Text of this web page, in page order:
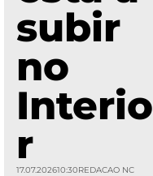
subir
no
Interio
r
17.07.202610:30REDACAO NC